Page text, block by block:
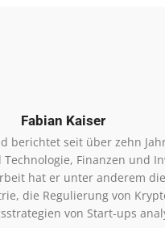
Fabian Kaiser
berichtet seit über zehn
Finanzen und
hat er unter anderem
die Regulierung von
von Start-ups